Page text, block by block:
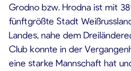
Grodno bzw. Hrodna ist mit
fünftgrößte Stadt
Landes, nahe dem
Club konnte in der
eine starke Mannschaft hat